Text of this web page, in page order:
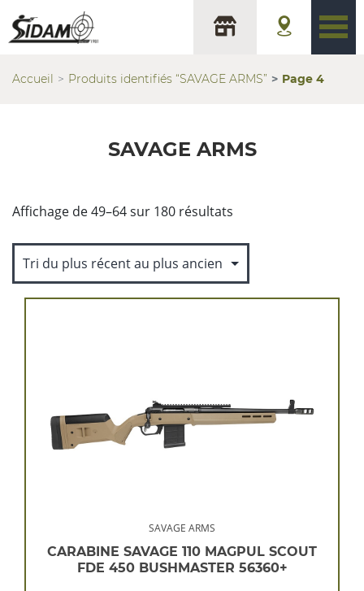
Accueil Produits identifiés “SAVAGE ARMS” Page 4
SAVAGE ARMS
Affichage de 49–64 sur 180 résultats
au
SAVAGE ARMS
CARABINE SAVAGE 110 MAGPUL SCOUT
FDE 450 BUSHMASTER 56360+